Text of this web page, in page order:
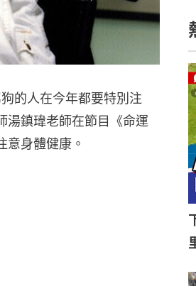
的人在今年都要特別注
湯鎮瑋老師在節目《命運
意身體健康。